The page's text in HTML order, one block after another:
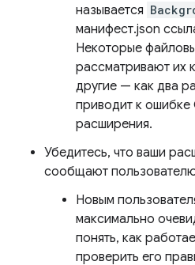
называется
манифест.json
Некоторые
рассматривают их
другие — как два
приводит к ошибке
расширения.
Убедитесь, что ваши
сообщают
Новым
максимально
понять, как
проверить его